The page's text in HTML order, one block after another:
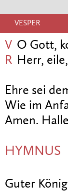
VESPER
V O Gott,
R Herr,
Ehre sei
Wie im
Amen.
HYMNUS
Guter